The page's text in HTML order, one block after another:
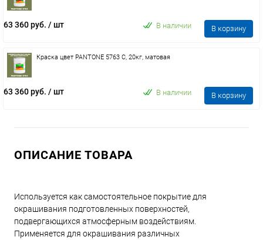
63 360 руб. / шт В наличии В корзину
Краска цвет PANTONE 5763 C, 20кг, матовая
63 360 руб. / шт В наличии В корзину
ОПИСАНИЕ ТОВАРА
Используется как самостоятельное покрытие для
окрашивания подготовленных поверхностей,
подвергающихся атмосферным воздействиям.
Применяется для окрашивания различных